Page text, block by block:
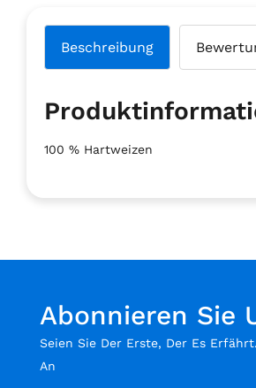
Beschreibung
100 % Hartweizen
Abonnieren Sie
Seien Sie Der Erste, Der Es
An